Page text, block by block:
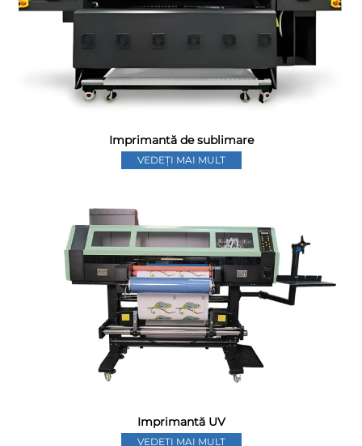
Imprimantă de sublimare
VEDEȚI MAI MULT
Imprimantă UV
VEDEȚI MAI MULT